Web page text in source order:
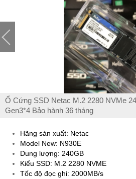
Ổ Cứng SSD Netac M.2 2280 NVMe
Gen3*4 Bảo hành 36 tháng
Hãng sản xuất: Netac
Model New: N930E
Dung lượng: 240GB
Kiểu SSD: M.2 2280 NVME
Tốc độ đọc ghi: 2000MB/s